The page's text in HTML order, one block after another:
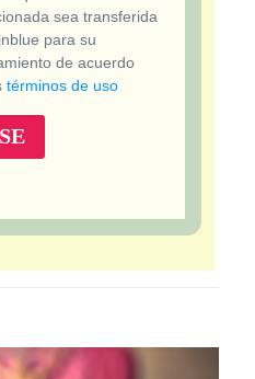
sea transferida
para su
de acuerdo
términos de uso